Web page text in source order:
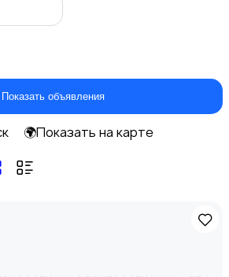
Показать объявления
🌍Показать на карте